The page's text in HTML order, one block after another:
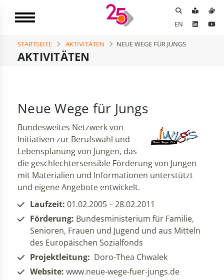
EN
AKTIVITÄTEN
STARTSEITE AKTIVITÄTEN NEUE WEGE FÜR JUNGS
Neue Wege für Jungs
Bundesweites Netzwerk von
Initiativen zur Berufswahl und
Lebensplanung von Jungen, das
die geschlechtersensible Förderung von Jungen
mit Materialien und Informationen unterstützt
und eigene Angebote entwickelt.
Laufzeit: 01.02.2005 – 28.02.2011
Förderung: Bundesministerium für Familie,
Senioren, Frauen und Jugend und aus Mitteln
des Europäischen Sozialfonds
Projektleitung: Doro-Thea Chwalek
Website: www.neue-wege-fuer-jungs.de